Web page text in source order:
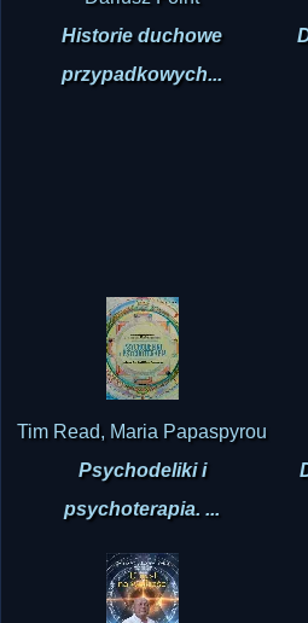
przypadkowych...
Tim Read, Maria Papaspyrou
Psychodeliki i
psychoterapia. ...